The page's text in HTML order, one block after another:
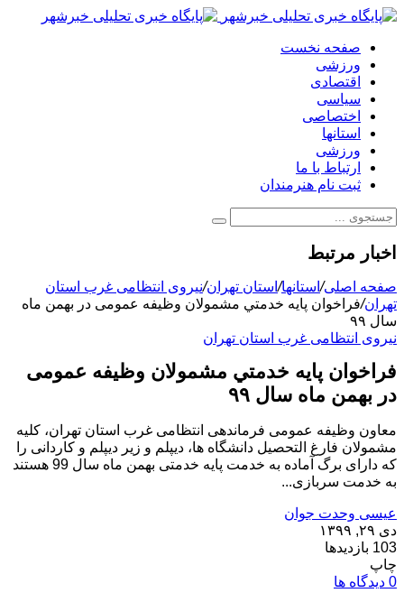
صفحه نخست
ورزشی
اقتصادی
سیاسی
اختصاصی
استانها
ورزشی
ارتباط با ما
ثبت نام هنرمندان
اخبار مرتبط
صفحه اصلی/استانها/استان تهران/نیروی انتظامی غرب استان
تهران/فراخوان پايه خدمتي مشمولان وظیفه عمومی در بهمن ماه
سال ۹۹
نیروی انتظامی غرب استان تهران
فراخوان پايه خدمتي مشمولان وظیفه عمومی
در بهمن ماه سال ۹۹
معاون وظیفه عمومی فرماندهی انتظامی غرب استان تهران، کلیه
مشمولان فارغ التحصیل دانشگاه ها، دیپلم و زیر دیپلم و کاردانی را
که دارای برگ آماده به خدمت پایه خدمتی بهمن ماه سال 99 هستند
به خدمت سربازی...
عیسی وحدت جوان
دی ۲۹, ۱۳۹۹
103 بازدیدها
چاپ
0 دیدگاه ها